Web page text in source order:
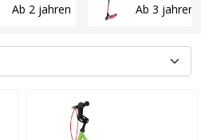
Ab 2 jahren Ab 3 jahren